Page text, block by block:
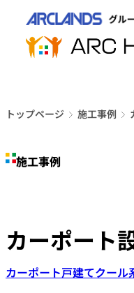
プ
営業時間は
平日9時から18時
なっており
トップページ 施工事例
施工事例
カーポート
カーポート戸建てクール